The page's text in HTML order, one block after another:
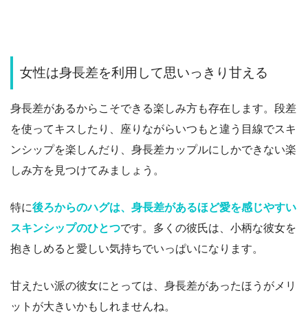
女性は身長差を利用して思いっきり甘える
身長差があるからこそできる楽しみ方も存在します。 段差
を使ってキスしたり、座りながらいつもと違う目線でスキ
ンシップを楽しんだり、身長差カップルにしかできない楽
しみ方を見つけてみましょう 。
特に後ろからのハグは、身長差があるほど愛を感じやすい
スキンシップのひとつです。 多くの彼氏は、小柄な彼女を
抱きしめると愛しい気持ちでいっぱいになります。
甘えたい派の彼女にとっては、身長差があったほうがメリ
ットが大きいかもしれませんね。